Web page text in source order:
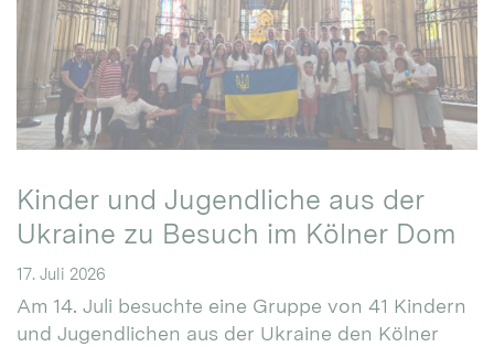
Kinder und Jugendliche aus der
Ukraine zu Besuch im Kölner Dom
17. Juli 2026
Am 14. Juli besuchte eine Gruppe von 41 Kindern
und Jugendlichen aus der Ukraine den Kölner